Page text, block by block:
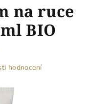
košík
na ruce
BIO
hodnocení